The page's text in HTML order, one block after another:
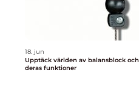
18. jun
Upptäck världen av balansblock och
deras funktioner